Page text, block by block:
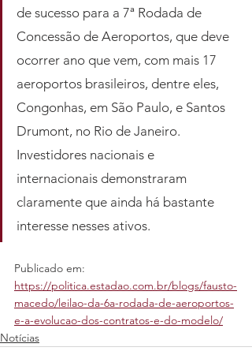
de sucesso para a 7ª Rodada de
Concessão de Aeroportos, que deve
ocorrer ano que vem, com mais 17
aeroportos brasileiros, dentre eles,
Congonhas, em São Paulo, e Santos
Drumont, no Rio de Janeiro.
Investidores nacionais e
internacionais demonstraram
claramente que ainda há bastante
interesse nesses ativos.
Publicado em:
https://politica.estadao.com.br/blogs/fausto-
macedo/leilao-da-6a-rodada-de-aeroportos-
e-a-evolucao-dos-contratos-e-do-modelo/
Notícias